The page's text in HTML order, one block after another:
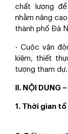
chất lượng
nhằm nâng
thành phố Đà
- Cuộc vận
kiệm, thiết
tượng tham dự.
II. NỘI DUNG
1. Thời gian